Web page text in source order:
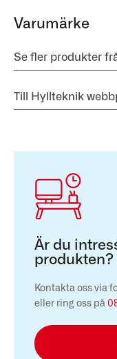
Varumärke
Se fler produkter
Till Hyllteknik
Är du
produkten?
Kontakta oss via
eller ring oss på